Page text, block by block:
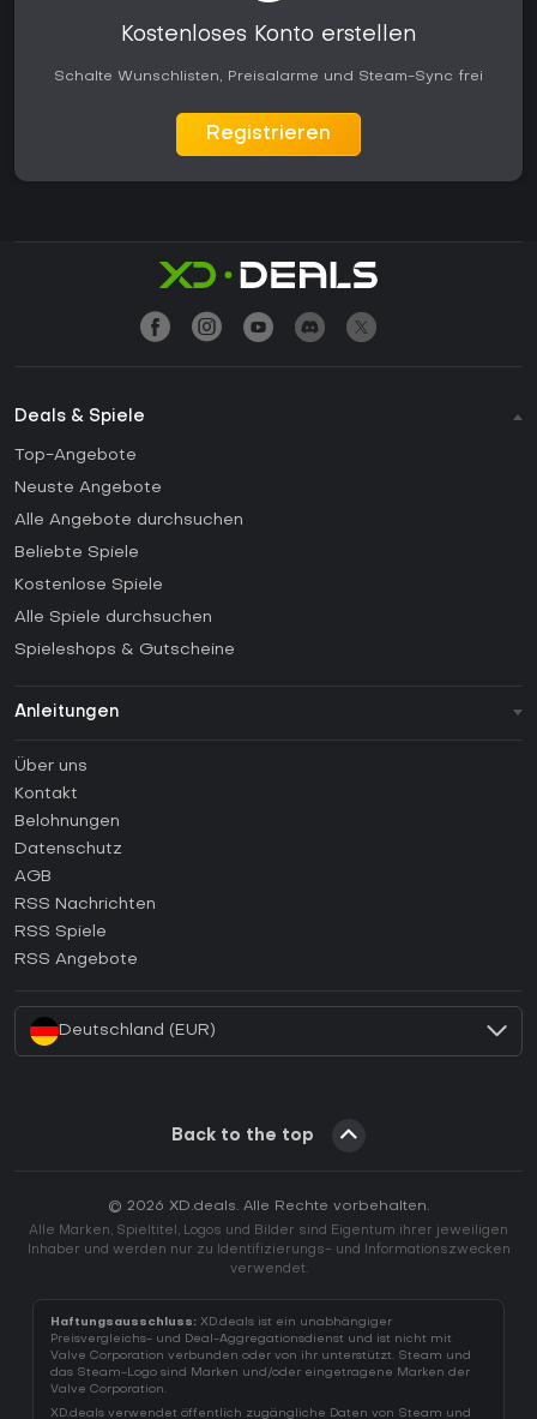
Kostenloses Konto erstellen
Schalte Wunschlisten, Preisalarme und Steam-Sync frei
Registrieren
Deals & Spiele
Top-Angebote
Neuste Angebote
Alle Angebote durchsuchen
Beliebte Spiele
Kostenlose Spiele
Alle Spiele durchsuchen
Spieleshops & Gutscheine
Anleitungen
Anleitungen
Wie aktiviert man einen Steam CD Key?
Wie aktiviert man einen Epic Games CD Key?
Wie aktiviert man einen GOG CD Key?
Wie aktiviert man einen Ubisoft Connect CD Key?
Wie aktiviert man einen EA App CD Key?
Über uns
Kontakt
Belohnungen
Datenschutz
AGB
RSS Nachrichten
RSS Spiele
RSS Angebote
Deutschland (EUR)
Back to the top
© 2026 XD.deals. Alle Rechte vorbehalten.
Alle Marken, Spieltitel, Logos und Bilder sind Eigentum ihrer jeweiligen
Inhaber und werden nur zu Identifizierungs- und Informationszwecken
verwendet.
Haftungsausschluss: XD.deals ist ein unabhängiger
Preisvergleichs- und Deal-Aggregationsdienst und ist nicht mit
Valve Corporation verbunden oder von ihr unterstützt. Steam und
das Steam-Logo sind Marken und/oder eingetragene Marken der
Valve Corporation.
XD.deals verwendet öffentlich zugängliche Daten von Steam und